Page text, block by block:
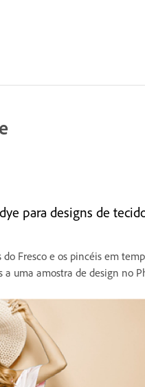
para designs de
do Fresco e os pincéis em
uma amostra de design no